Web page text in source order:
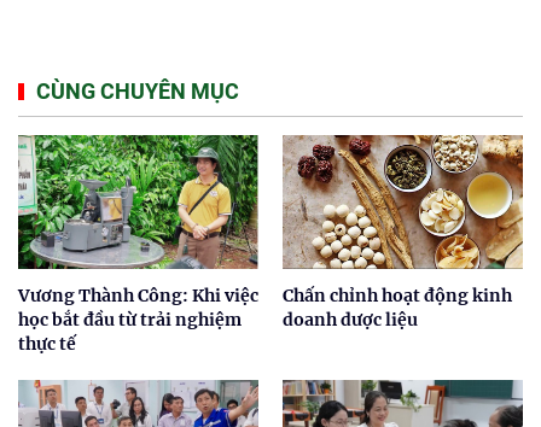
CÙNG CHUYÊN MỤC
Vương Thành Công: Khi việc
học bắt đầu từ trải nghiệm
thực tế
Chấn chỉnh hoạt động kinh
doanh dược liệu